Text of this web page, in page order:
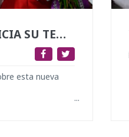
MISS VENEZUELA INICIA SU TEMPORADA 2019 RUMBO AL MISS UNIVERSO
esta nueva